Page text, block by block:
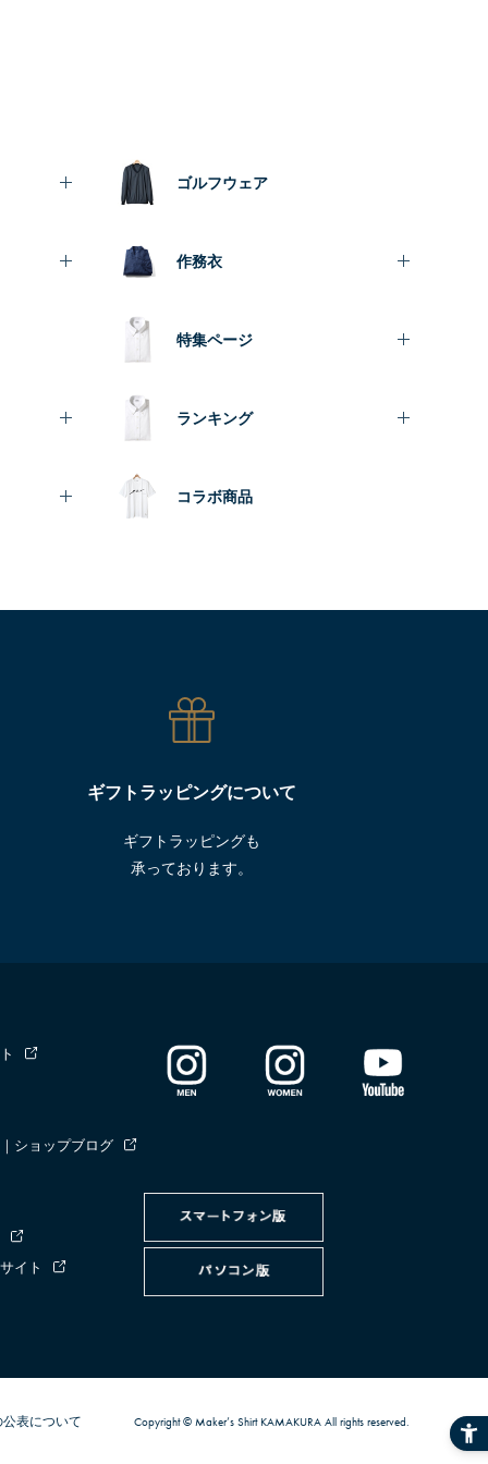
ゴルフウェア
作務衣
特集ページ
ランキング
コラボ商品
ギフトラッピングについて
ギフトラッピングも
承っております。
ショップブログ
イト
表について Copyright © Maker’s Shirt KAMAKURA All rights reserved.